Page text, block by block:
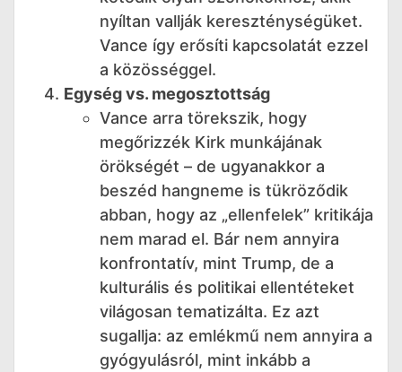
nyíltan vallják kereszténységüket.
Vance így erősíti kapcsolatát ezzel
a közösséggel.
Egység vs. megosztottság
Vance arra törekszik, hogy
megőrizzék Kirk munkájának
örökségét – de ugyanakkor a
beszéd hangneme is tükröződik
abban, hogy az „ellenfelek” kritikája
nem marad el. Bár nem annyira
konfrontatív, mint Trump, de a
kulturális és politikai ellentéteket
világosan tematizálta. Ez azt
sugallja: az emlékmű nem annyira a
gyógyulásról, mint inkább a